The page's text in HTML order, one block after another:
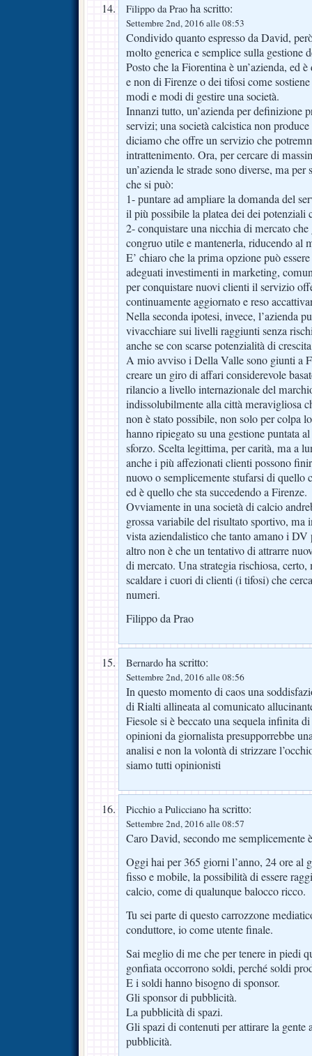
Filippo da Prao ha scritto:
Settembre 2nd, 2016 alle 08:53
Condivido quanto espresso da David,
molto generica e semplice sulla gestione
Posto che la Fiorentina è un’azienda, ed
e non di Firenze o dei tifosi come
modi e modi di gestire una società.
Innanzi tutto, un’azienda per definizione
servizi; una società calcistica non
diciamo che offre un servizio che
intrattenimento. Ora, per cercare di
un’azienda le strade sono diverse, ma
che si può:
1- puntare ad ampliare la domanda del
il più possibile la platea dei dei potenziali
2- conquistare una nicchia di mercato
congruo utile e mantenerla, riducendo al
E’ chiaro che la prima opzione può
adeguati investimenti in marketing,
per conquistare nuovi clienti il servizio
continuamente aggiornato e reso
Nella seconda ipotesi, invece, l’azienda
vivacchiare sui livelli raggiunti senza
anche se con scarse potenzialità di
A mio avviso i Della Valle sono giunti a
creare un giro di affari considerevole
rilancio a livello internazionale del
indissolubilmente alla città meravigliosa
non è stato possibile, non solo per colpa
hanno ripiegato su una gestione puntata
sforzo. Scelta legittima, per carità, ma a
anche i più affezionati clienti possono
nuovo o semplicemente stufarsi di
ed è quello che sta succedendo a Firenze.
Ovviamente in una società di calcio
grossa variabile del risultato sportivo,
vista aziendalistico che tanto amano i
altro non è che un tentativo di attrarre
di mercato. Una strategia rischiosa,
scaldare i cuori di clienti (i tifosi) che
numeri.
Filippo da Prao
Bernardo ha scritto:
Settembre 2nd, 2016 alle 08:56
In questo momento di caos una
di Rialti allineata al comunicato
Fiesole si è beccato una sequela infinita
opinioni da giornalista presupporrebbe
analisi e non la volontà di strizzare
siamo tutti opinionisti
Picchio a Pulicciano ha scritto:
Settembre 2nd, 2016 alle 08:57
Caro David, secondo me semplicemente
Oggi hai per 365 giorni l’anno, 24 ore al
fisso e mobile, la possibilità di essere
calcio, come di qualunque balocco ricco.
Tu sei parte di questo carrozzone
conduttore, io come utente finale.
Sai meglio di me che per tenere in piedi
gonfiata occorrono soldi, perché soldi
E i soldi hanno bisogno di sponsor.
Gli sponsor di pubblicità.
La pubblicità di spazi.
Gli spazi di contenuti per attirare la gente
pubblicità.